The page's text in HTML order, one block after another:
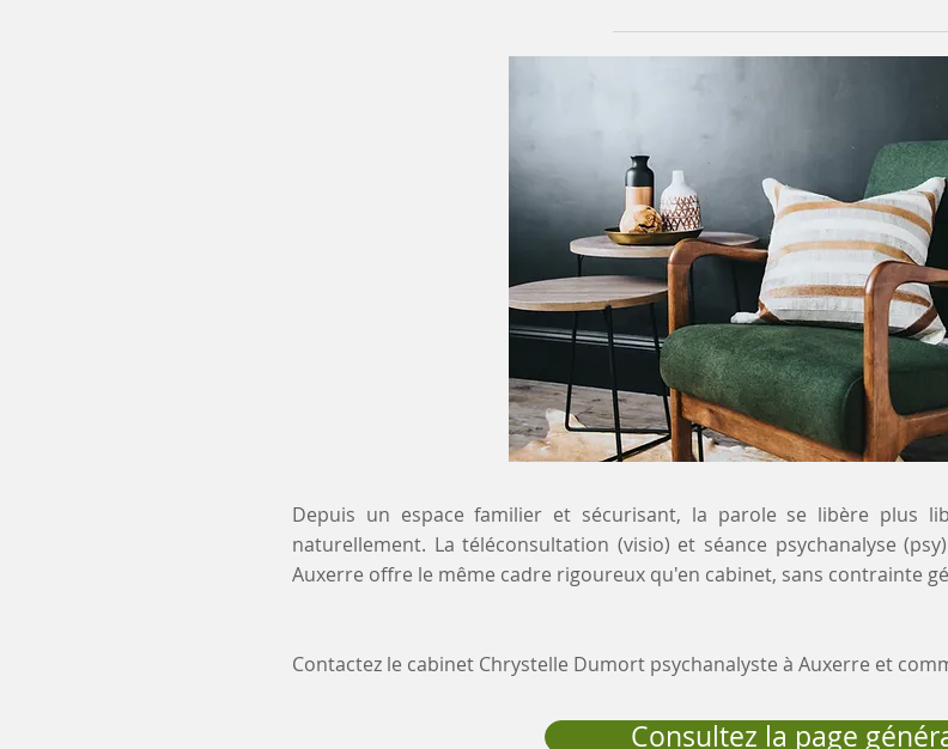
Depuis un espace familier et sécurisant, la parole se libère plus
naturellement. La téléconsultation (visio) et séance psychanalyse
Auxerre offre le même cadre rigoureux qu'en cabinet, sans contrainte
Contactez le cabinet Chrystelle Dumort psychanalyste à Auxerre et
Consultez la page